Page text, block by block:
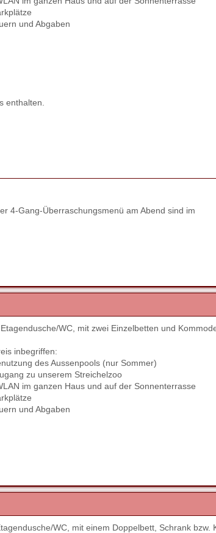
und Abgaben
enthalten.
4-Gang-Überraschungsmenü am Abend sind im
WC, mit zwei Einzelbetten und
inbegriffen:
des Aussenpools (nur Sommer)
zu unserem Streichelzoo
im ganzen Haus und auf der Sonnenterrasse
und Abgaben
WC, mit einem Doppelbett, Schrank bzw.